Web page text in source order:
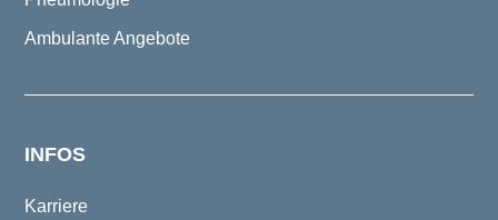
Ambulante Angebote
INFOS
Karriere